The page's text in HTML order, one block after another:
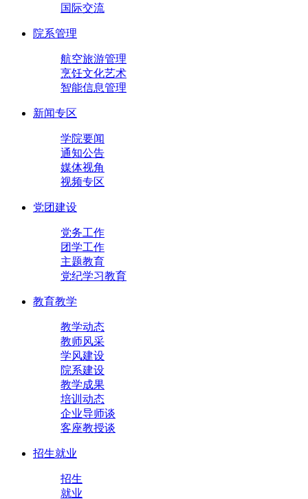
国际交流
院系管理
航空旅游管理
烹饪文化艺术
智能信息管理
新闻专区
学院要闻
通知公告
媒体视角
视频专区
党团建设
党务工作
团学工作
主题教育
党纪学习教育
教育教学
教学动态
教师风采
学风建设
院系建设
教学成果
培训动态
企业导师谈
客座教授谈
招生就业
招生
就业